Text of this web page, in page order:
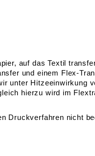
auf das Textil
und einem Flex-
unter Hitzeeinwirkung
hierzu wird im
Druckverfahren nicht